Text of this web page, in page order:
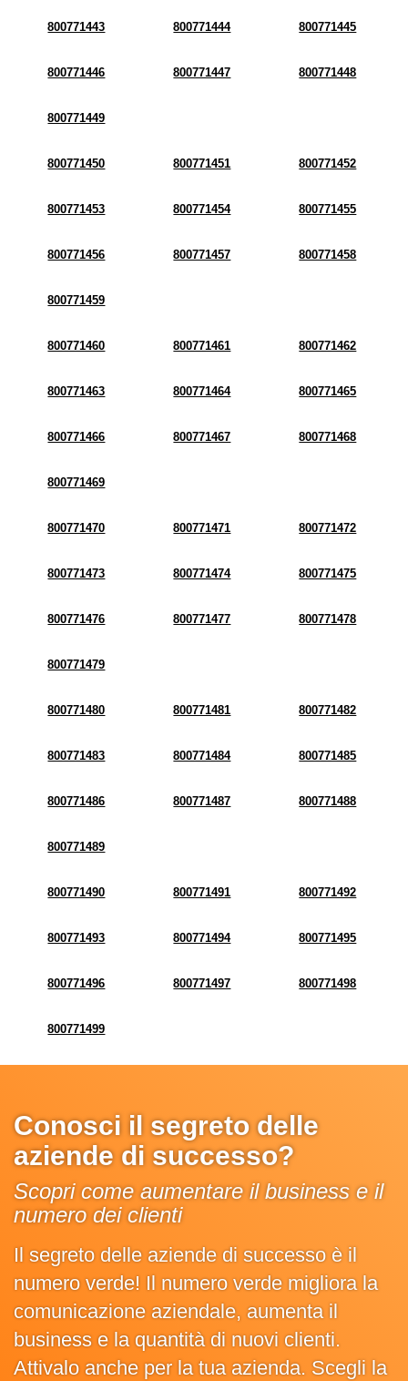
800771443 800771444 800771445
800771446 800771447 800771448
800771449
800771450 800771451 800771452
800771453 800771454 800771455
800771456 800771457 800771458
800771459
800771460 800771461 800771462
800771463 800771464 800771465
800771466 800771467 800771468
800771469
800771470 800771471 800771472
800771473 800771474 800771475
800771476 800771477 800771478
800771479
800771480 800771481 800771482
800771483 800771484 800771485
800771486 800771487 800771488
800771489
800771490 800771491 800771492
800771493 800771494 800771495
800771496 800771497 800771498
800771499
Conosci il segreto delle
aziende di successo?
Scopri come aumentare il business e il
numero dei clienti
Il segreto delle aziende di successo è il
numero verde! Il numero verde migliora la
comunicazione aziendale, aumenta il
business e la quantità di nuovi clienti.
Attivalo anche per la tua azienda. Scegli la